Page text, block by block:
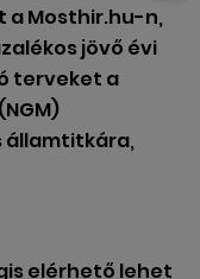
a Mosthir.hu-n,
jövő évi
terveket a
elérhető lehet